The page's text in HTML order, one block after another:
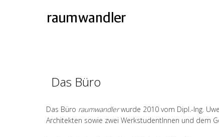
Das Büro
Das Büro raumwandlerwurde 2010 vom Dipl.-Ing.
Architekten sowie zwei WerkstudentInnen und dem